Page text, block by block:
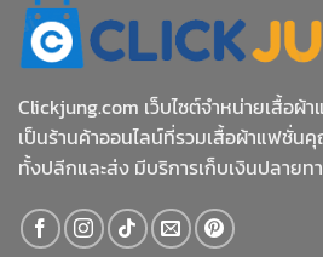
Clickjung.com เว็บไซต์จำหน่ายเสื้อ
เป็นร้านค้าออนไลน์ที่รวมเสื้อผ้าแฟชั่น
ทั้งปลีกและส่ง มีบริการเก็บเงินปลาย